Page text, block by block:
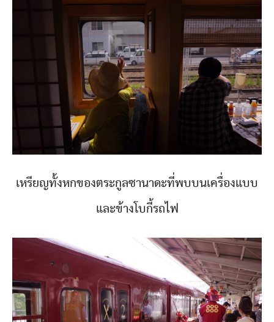
เหรียญทั้งหกของตระกูลซานาดะที่พบบนเครื่องแบบ
และข้างโบกี้รถไฟ